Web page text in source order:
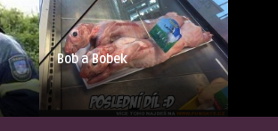
Bob a Bobek